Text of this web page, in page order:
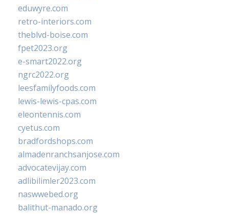
eduwyre.com
retro-interiors.com
theblvd-boise.com
fpet2023.org
e-smart2022.org
ngrc2022.org
leesfamilyfoods.com
lewis-lewis-cpas.com
eleontennis.com
cyetus.com
bradfordshops.com
almadenranchsanjose.com
advocatevijay.com
adlibilimler2023.com
naswwebed.org
balithut-manado.org